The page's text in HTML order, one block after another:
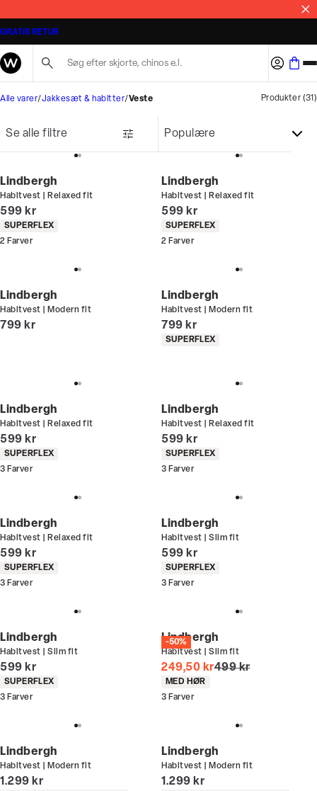
GRATIS RETUR
Alle varer Jakkesæt & habitter Veste Produkter (31 )
Se alle filtre
Lindbergh
Habitvest | Relaxed fit
I alt (inkl. rabat)
599 kr
Produkt egenskaber
SUPERFLEX
2 Farver
Lindbergh
Habitvest | Relaxed fit
I alt (inkl. rabat)
599 kr
Produkt egenskaber
SUPERFLEX
2 Farver
Lindbergh
Habitvest | Modern fit
I alt (inkl. rabat)
799 kr
Lindbergh
Habitvest | Modern fit
I alt (inkl. rabat)
799 kr
Produkt egenskaber
SUPERFLEX
Lindbergh
Habitvest | Relaxed fit
I alt (inkl. rabat)
599 kr
Produkt egenskaber
SUPERFLEX
3 Farver
Lindbergh
Habitvest | Relaxed fit
I alt (inkl. rabat)
599 kr
Produkt egenskaber
SUPERFLEX
3 Farver
Lindbergh
Habitvest | Relaxed fit
I alt (inkl. rabat)
599 kr
Produkt egenskaber
SUPERFLEX
3 Farver
Lindbergh
Habitvest | Slim fit
I alt (inkl. rabat)
599 kr
Produkt egenskaber
SUPERFLEX
3 Farver
Lindbergh
Habitvest | Slim fit
I alt (inkl. rabat)
599 kr
Produkt egenskaber
SUPERFLEX
3 Farver
-50%
Lindbergh
Habitvest | Slim fit
249,50 krI alt (uden rabat)
499 kr
Produkt egenskaber
MED HØR
3 Farver
Lindbergh
Habitvest | Modern fit
I alt (inkl. rabat)
1.299 kr
Lindbergh
Habitvest | Modern fit
I alt (inkl. rabat)
1.299 kr